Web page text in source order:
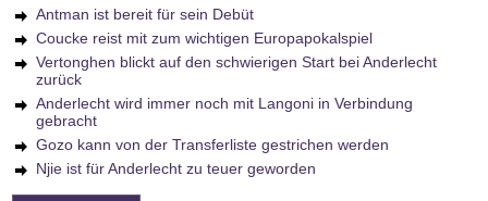
Antman ist bereit für sein Debüt
Coucke reist mit zum wichtigen Europapokalspiel
Vertonghen blickt auf den schwierigen Start bei Anderlecht
zurück
Anderlecht wird immer noch mit Langoni in Verbindung
gebracht
Gozo kann von der Transferliste gestrichen werden
Njie ist für Anderlecht zu teuer geworden